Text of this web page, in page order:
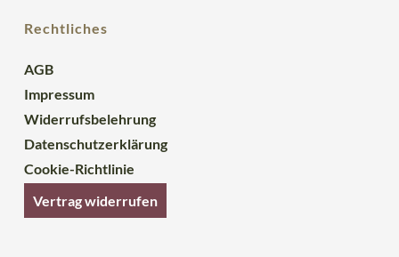
Rechtliches
AGB
Impressum
Widerrufsbelehrung
Datenschutzerklärung
Cookie-Richtlinie
Vertrag widerrufen